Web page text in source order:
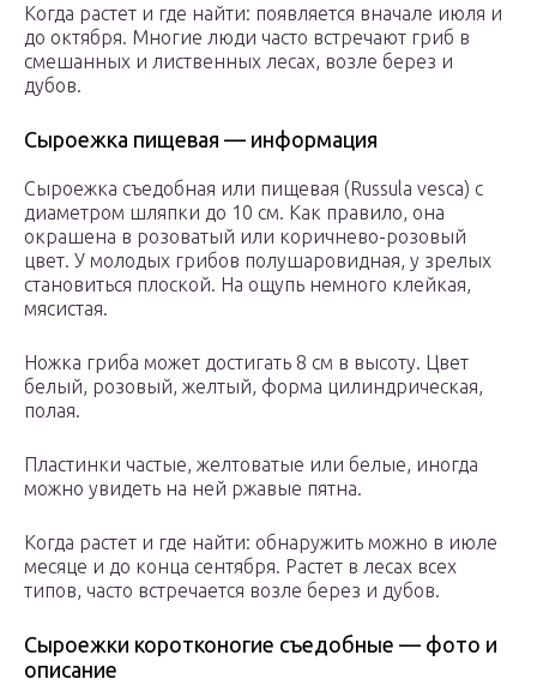
Когда растет и где найти: появляется вначале июля и
до октября. Многие люди часто встречают гриб в
смешанных и лиственных лесах, возле берез и
дубов.
Сыроежка пищевая — информация
Сыроежка съедобная или пищевая (Russula vesca) с
диаметром шляпки до 10 см. Как правило, она
окрашена в розоватый или коричнево-розовый
цвет. У молодых грибов полушаровидная, у зрелых
становиться плоской. На ощупь немного клейкая,
мясистая.
Ножка гриба может достигать 8 см в высоту. Цвет
белый, розовый, желтый, форма цилиндрическая,
полая.
Пластинки частые, желтоватые или белые, иногда
можно увидеть на ней ржавые пятна.
Когда растет и где найти: обнаружить можно в июле
месяце и до конца сентября. Растет в лесах всех
типов, часто встречается возле берез и дубов.
Сыроежки коротконогие съедобные — фото и
описание